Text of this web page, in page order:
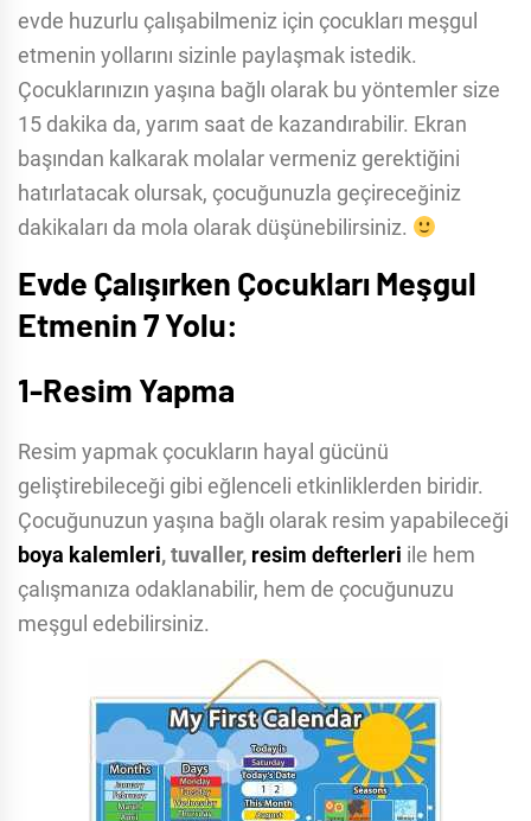
evde huzurlu çalışabilmeniz için çocukları meşgul
etmenin yollarını sizinle paylaşmak istedik.
Çocuklarınızın yaşına bağlı olarak bu yöntemler size
15 dakika da, yarım saat de kazandırabilir. Ekran
başından kalkarak molalar vermeniz gerektiğini
hatırlatacak olursak, çocuğunuzla geçireceğiniz
dakikaları da mola olarak düşünebilirsiniz.
Evde Çalışırken Çocukları Meşgul
Etmenin 7 Yolu:
1-Resim Yapma
Resim yapmak çocukların hayal gücünü
geliştirebileceği gibi eğlenceli etkinliklerden biridir.
Çocuğunuzun yaşına bağlı olarak resim yapabileceği
boya kalemleri, tuvaller, resim defterleri ile hem
çalışmanıza odaklanabilir, hem de çocuğunuzu
meşgul edebilirsiniz.